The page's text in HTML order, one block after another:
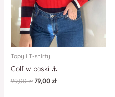
Topy i T-shirty
Golf w paski ⚓️
99,00zł 79,00zł